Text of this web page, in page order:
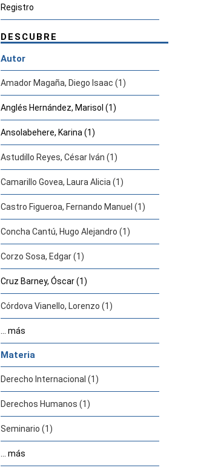
Registro
DESCUBRE
Autor
Amador Magaña, Diego Isaac (1)
Anglés Hernández, Marisol (1)
Ansolabehere, Karina (1)
Astudillo Reyes, César Iván (1)
Camarillo Govea, Laura Alicia (1)
Castro Figueroa, Fernando Manuel (1)
Concha Cantú, Hugo Alejandro (1)
Corzo Sosa, Edgar (1)
Cruz Barney, Óscar (1)
Córdova Vianello, Lorenzo (1)
... más
Materia
Derecho Internacional (1)
Derechos Humanos (1)
Seminario (1)
... más